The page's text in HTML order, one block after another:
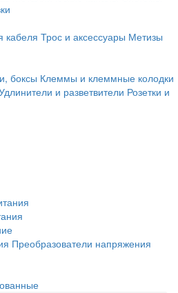
кабеля Трос и аксессуары Метизы
боксы Клеммы и клеммные колодки
и разветвители Розетки и
Преобразователи напряжения